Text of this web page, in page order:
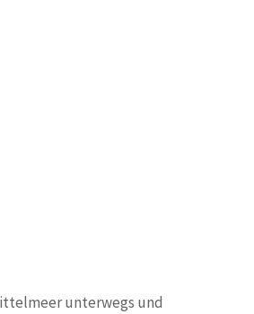
unterwegs und